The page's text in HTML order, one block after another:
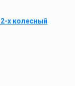
х колесный